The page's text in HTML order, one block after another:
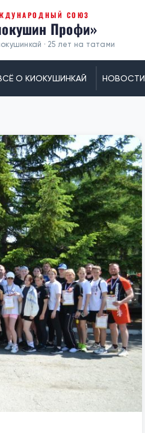
СОЮЗ
Профи»
· 25 лет на татами
О КИОКУШИНКАЙ НОВОСТИ